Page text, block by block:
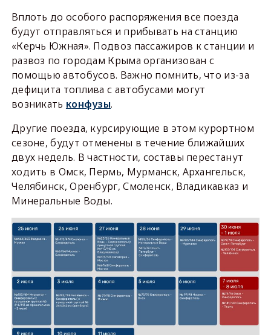
Вплоть до особого распоряжения все поезда
будут отправляться и прибывать на станцию
«Керчь Южная». Подвоз пассажиров к станции и
развоз по городам Крыма организован с
помощью автобусов. Важно помнить, что из-за
дефицита топлива с автобусами могут
возникать конфузы.
Другие поезда, курсирующие в этом курортном
сезоне, будут отменены в течение ближайших
двух недель. В частности, составы перестанут
ходить в Омск, Пермь, Мурманск, Архангельск,
Челябинск, Оренбург, Смоленск, Владикавказ и
Минеральные Воды.